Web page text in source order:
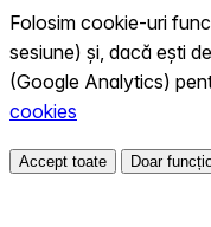
Folosim cookie-uri
sesiune) și, dacă ești
(Google Analytics)
cookies
Accept toate Doar